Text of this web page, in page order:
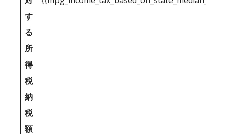
す
る
所
得
税
納
税
額